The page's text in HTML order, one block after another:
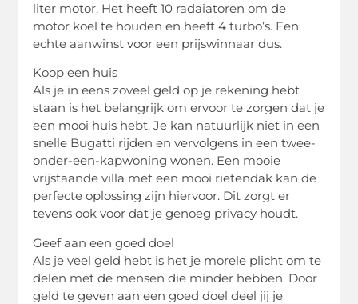
liter motor. Het heeft 10 radaiatoren om de
motor koel te houden en heeft 4 turbo’s. Een
echte aanwinst voor een prijswinnaar dus.
Koop een huis
Als je in eens zoveel geld op je rekening hebt
staan is het belangrijk om ervoor te zorgen dat je
een mooi huis hebt. Je kan natuurlijk niet in een
snelle Bugatti rijden en vervolgens in een twee-
onder-een-kapwoning wonen. Een mooie
vrijstaande villa met een mooi rietendak kan de
perfecte oplossing zijn hiervoor. Dit zorgt er
tevens ook voor dat je genoeg privacy houdt.
Geef aan een goed doel
Als je veel geld hebt is het je morele plicht om te
delen met de mensen die minder hebben. Door
geld te geven aan een goed doel deel jij je